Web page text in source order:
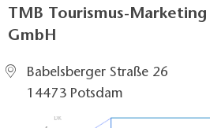
TMB Tourismus-
GmbH
Babelsberger Straße 26
14473 Potsdam